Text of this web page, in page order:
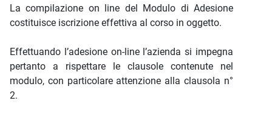
La compilazione on line del Modulo di Adesione
costituisce iscrizione effettiva al corso in oggetto.
Effettuando l’adesione on-line l’azienda si impegna
pertanto a rispettare le clausole contenute nel
modulo, con particolare attenzione alla clausola n°
2.